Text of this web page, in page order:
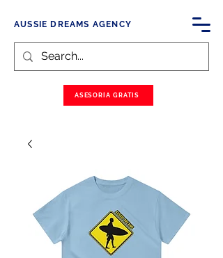
AUSSIE DREAMS AGENCY
ASESORÍA GRATIS